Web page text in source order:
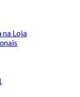
na Loja